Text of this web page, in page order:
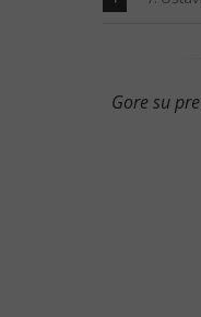
Gore su